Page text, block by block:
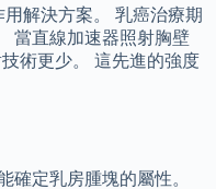
解決方案。 乳癌治療期
當直線加速器照射胸壁
術更少。 這先進的強度
確定乳房腫塊的屬性。